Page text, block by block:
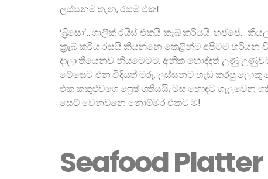
ලස්සනම තැන, රසම එක!
‘බ්‍රිසෝ’.. ගාලික් රයිස් එකයි කැබ් කරියයි. හප්පේ…
ක්‍රැබ් කරිය රසයි කියන්නෙ කෙළින්ම අපිටම හරියන
දාලා තියෙනව නියමෙටම. අනික හොද්දත් උණු
මේසෙට එන විදියත් මරු. ලස්සනට හැඩ කරපු ලොකු
එක කකුළුවගෙ ෆ්‍රෙෂ් ගතියයි, මස හොඳට ගැලවෙන
සෙට් වෙනවනෙ නොම්මර එකට ම!
Seafood